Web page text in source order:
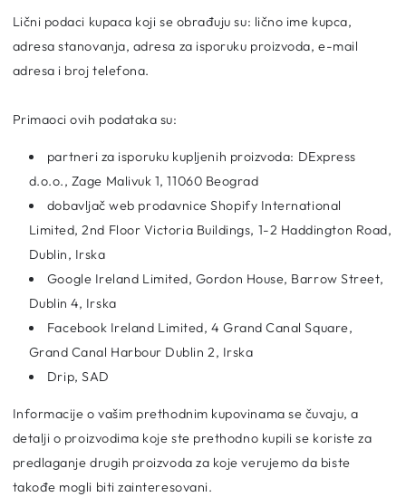
Lični podaci kupaca koji se obrađuju su: lično ime kupca,
adresa stanovanja, adresa za isporuku proizvoda, e-mail
adresa i broj telefona.
Primaoci ovih podataka su:
partneri za isporuku kupljenih proizvoda: DExpress
d.o.o., Zage Malivuk 1, 11060 Beograd
dobavljač web prodavnice Shopify International
Limited, 2nd Floor Victoria Buildings, 1-2 Haddington Road,
Dublin, Irska
Google Ireland Limited, Gordon House, Barrow Street,
Dublin 4, Irska
Facebook Ireland Limited, 4 Grand Canal Square,
Grand Canal Harbour Dublin 2, Irska
Drip, SAD
Informacije o vašim prethodnim kupovinama se čuvaju, a
detalji o proizvodima koje ste prethodno kupili se koriste za
predlaganje drugih proizvoda za koje verujemo da biste
takođe mogli biti zainteresovani.